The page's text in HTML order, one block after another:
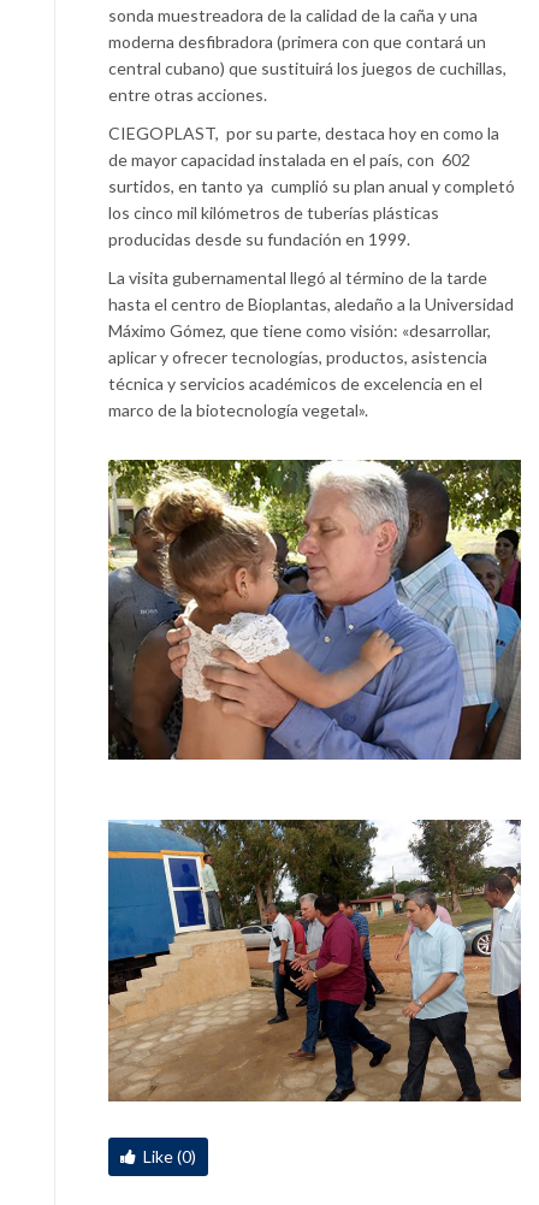
sonda muestreadora de la calidad de la caña y una
moderna desfibradora (primera con que contará un
central cubano) que sustituirá los juegos de cuchillas,
entre otras acciones.
CIEGOPLAST, por su parte, destaca hoy en como la
de mayor capacidad instalada en el país, con 602
surtidos, en tanto ya cumplió su plan anual y completó
los cinco mil kilómetros de tuberías plásticas
producidas desde su fundación en 1999.
La visita gubernamental llegó al término de la tarde
hasta el centro de Bioplantas, aledaño a la Universidad
Máximo Gómez, que tiene como visión: «desarrollar,
aplicar y ofrecer tecnologías, productos, asistencia
técnica y servicios académicos de excelencia en el
marco de la biotecnología vegetal».
Like (0)